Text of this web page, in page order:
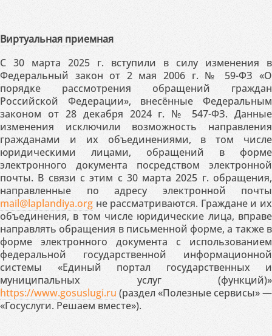
Виртуальная приемная
С 30 марта 2025 г. вступили в силу изменения в
Федеральный закон от 2 мая 2006 г. № 59-ФЗ «О
порядке рассмотрения обращений граждан
Российской Федерации», внесённые Федеральным
законом от 28 декабря 2024 г. № 547-ФЗ. Данные
изменения исключили возможность направления
гражданами и их объединениями, в том числе
юридическими лицами, обращений в форме
электронного документа посредством электронной
почты. В связи с этим с 30 марта 2025 г. обращения,
направленные по адресу электронной почты
mail@laplandiya.org не рассматриваются. Граждане и их
объединения, в том числе юридические лица, вправе
направлять обращения в письменной форме, а также в
форме электронного документа с использованием
федеральной государственной информационной
системы «Единый портал государственных и
муниципальных услуг (функций)»
https://www.gosuslugi.ru (раздел «Полезные сервисы» —
«Госуслуги. Решаем вместе»).